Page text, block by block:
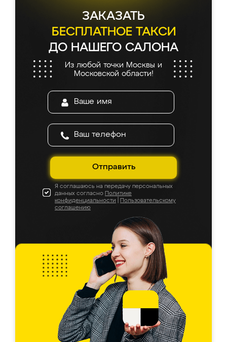
ЗАКАЗАТЬ
БЕСПЛАТНОЕ ТАКСИ
ДО НАШЕГО САЛОНА
Из любой точки Москвы и
Московской области!
Отправить
Я соглашаюсь на передачу персональных
данных согласно Политике
конфиденциальности
Пользовательскому
соглашению